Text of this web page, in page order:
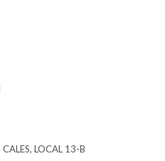
LOCAL 13-B